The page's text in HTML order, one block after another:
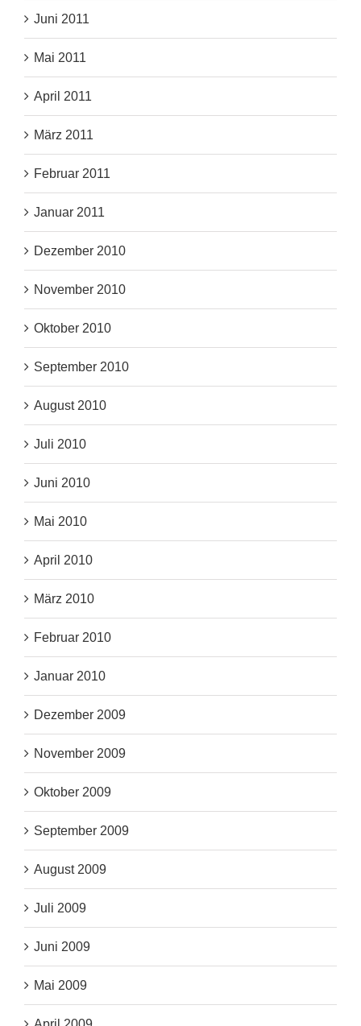
Juni 2011
Mai 2011
April 2011
März 2011
Februar 2011
Januar 2011
Dezember 2010
November 2010
Oktober 2010
September 2010
August 2010
Juli 2010
Juni 2010
Mai 2010
April 2010
März 2010
Februar 2010
Januar 2010
Dezember 2009
November 2009
Oktober 2009
September 2009
August 2009
Juli 2009
Juni 2009
Mai 2009